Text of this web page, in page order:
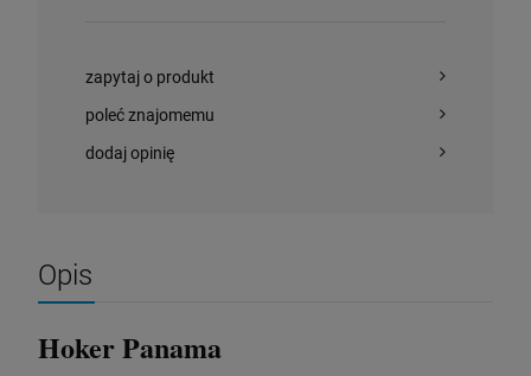
zapytaj o produkt
poleć znajomemu
dodaj opinię
Opis
Hoker Panama